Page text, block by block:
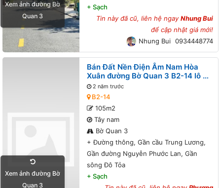
Xem ảnh đường Bờ
Quan 3
+ Sạch
Tin này đã cũ, liên hệ ngayNhung Bui
để cập nhật giá mới!
Nhung Bui 0934448774
Xem ảnh đường Bờ
Quan 3
Bán Đất Nền Điện Âm Nam Hòa
Xuân đường Bờ Quan 3 B2-14 lô 4x
- Đường thông, Gần cầu Trung
Lương, Gần đường Nguyễn Phước
Lan, Gần sông Đô Tỏa
2 năm trước
B2-14
105m2
Tây nam
Bờ Quan 3
+Đường thông, Gần cầu Trung Lương,
Gần đường Nguyễn Phước Lan, Gần
sông Đô Tỏa
+ Sạch